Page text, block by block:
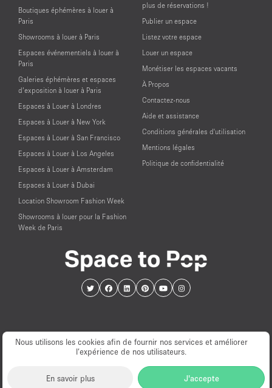
Nous utilisons les cookies afin de fournir nos services et améliorer
l’expérience de nos utilisateurs.
En savoir plus J'accepte
Boutiques éphémères à louer à
Paris
Showrooms à louer à Paris
Espaces événementiels à louer à
Paris
Galeries éphémères et espaces
d’exposition à louer à Paris
Espaces à Louer à Londres
Espaces à Louer à New York
Espaces à Louer à San Francisco
Espaces à Louer à Los Angeles
Espaces à Louer à Amsterdam
Espaces à Louer à Dubai
Location Showroom Fashion Week
Showrooms à louer pour la Fashion
Week de Paris
plus de réservations !
Publier un espace
Listez votre espace
Louer un espace
Monétiser les espaces vacants
À Propos
Contactez-nous
Aide et assistance
Conditions générales d'utilisation
Mentions légales
Politique de confidentialité
EAA Licence Number: C-075131